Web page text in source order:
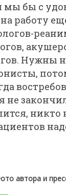
мы бы с
работу
Нужны
не
никто
автора и